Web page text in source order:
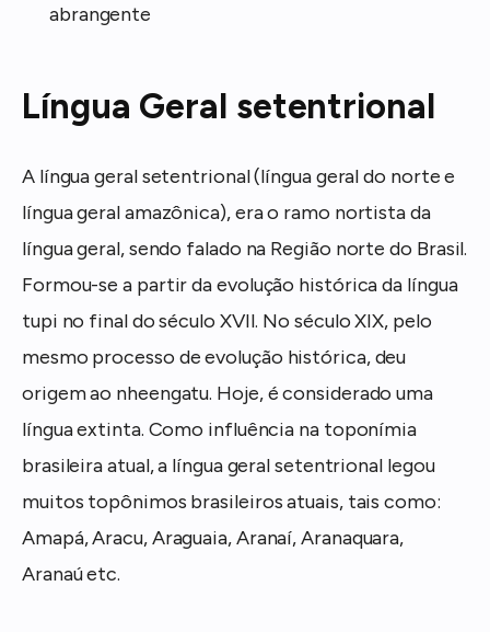
abrangente
Língua Geral setentrional
A língua geral setentrional (língua geral do norte e
língua geral amazônica), era o ramo nortista da
língua geral, sendo falado na Região norte do Brasil.
Formou-se a partir da evolução histórica da língua
tupi no final do século XVII. No século XIX, pelo
mesmo processo de evolução histórica, deu
origem ao nheengatu. Hoje, é considerado uma
língua extinta. Como influência na toponímia
brasileira atual, a língua geral setentrional legou
muitos topônimos brasileiros atuais, tais como:
Amapá, Aracu, Araguaia, Aranaí, Aranaquara,
Aranaú etc.